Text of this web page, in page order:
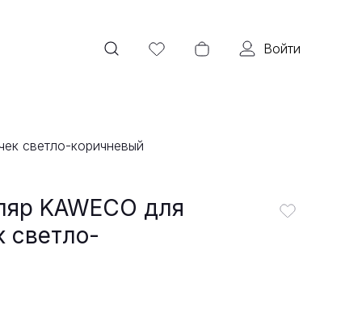
Войти
светло-коричневый
KAWECO для
светло-